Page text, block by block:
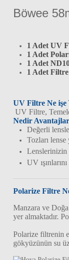
Böwee
1 Adet UV
1 Adet
1 Adet
1 Adet Filtre
UV Filtre Ne işe
UV Filtre,
Nedir
Değerli
Tozları lense
Lenslerinizin
UV
Polarize Filtre
Manzara ve
yer almaktadır.
Polarize filtrenin
gökyüzünün su